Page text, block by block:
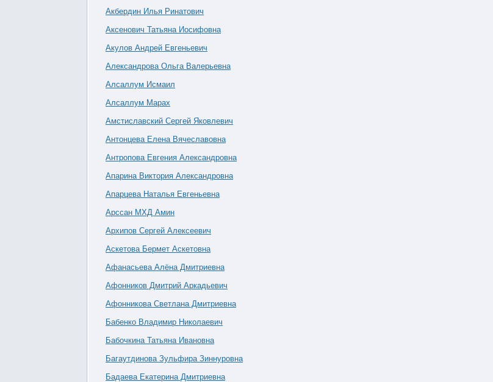
Акбердин Илья Ринатович
Аксенович Татьяна Иосифовна
Акулов Андрей Евгеньевич
Александрова Ольга Валерьевна
Алсаллум Исмаил
Алсаллум Марах
Амстиславский Сергей Яковлевич
Антонцева Елена Вячеславовна
Антропова Евгения Александровна
Апарина Виктория Александровна
Апарцева Наталья Евгеньевна
Арссан МХД Амин
Архипов Сергей Алексеевич
Аскетова Бермет Аскетовна
Афанасьева Алёна Дмитриевна
Афонников Дмитрий Аркадьевич
Афонникова Светлана Дмитриевна
Бабенко Владимир Николаевич
Бабочкина Татьяна Ивановна
Багаутдинова Зульфира Зиннуровна
Бадаева Екатерина Дмитриевна